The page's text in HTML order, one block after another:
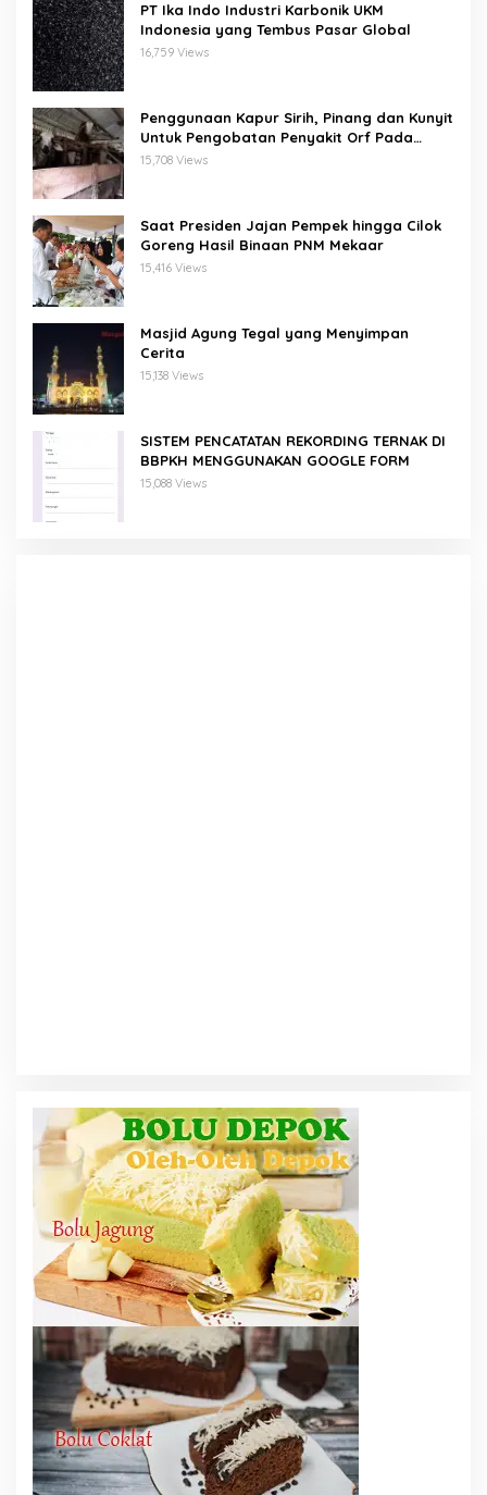
PT Ika Indo Industri Karbonik UKM
Indonesia yang Tembus Pasar Global
16,759 Views
Penggunaan Kapur Sirih, Pinang dan Kunyit
Untuk Pengobatan Penyakit Orf Pada
Domba/Kambing
15,708 Views
Saat Presiden Jajan Pempek hingga Cilok
Goreng Hasil Binaan PNM Mekaar
15,416 Views
Masjid Agung Tegal yang Menyimpan
Cerita
15,138 Views
SISTEM PENCATATAN REKORDING TERNAK DI
BBPKH MENGGUNAKAN GOOGLE FORM
15,088 Views